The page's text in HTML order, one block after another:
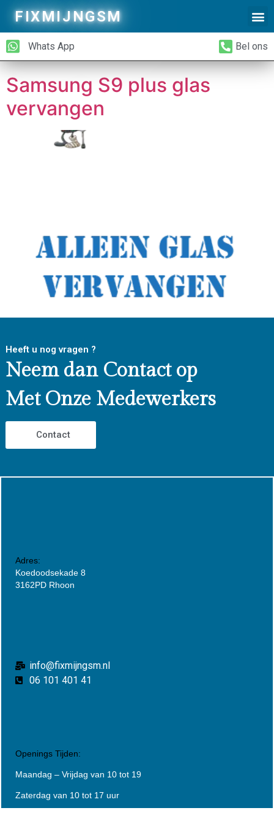
FIXMIJNGSM
Whats App Bel ons
Tax Model:
S9 Plus
Samsung S9 plus glas
vervangen
Heeft u nog vragen ?
Neem dan Contact op
Met Onze Medewerkers
Contact
Openings Tijden:
Maandag – Vrijdag van 10 tot 19
Zaterdag van 10 tot 17 uur
info@fixmijngsm.nl
06 101 401 41
Adres:
Koedoodsekade 8
3162PD Rhoon